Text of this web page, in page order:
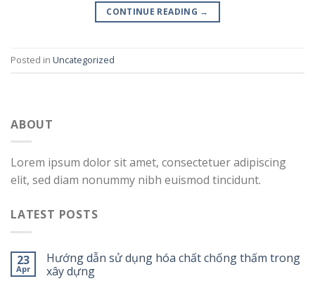
CONTINUE READING →
Posted in Uncategorized
ABOUT
Lorem ipsum dolor sit amet, consectetuer adipiscing
elit, sed diam nonummy nibh euismod tincidunt.
LATEST POSTS
23
Apr
Hướng dẫn sử dụng hóa chất chống thấm trong
xây dựng